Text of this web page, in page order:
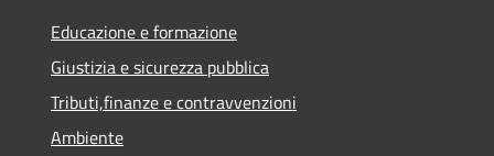
Educazione e formazione
Giustizia e sicurezza pubblica
Tributi,finanze e contravvenzioni
Ambiente